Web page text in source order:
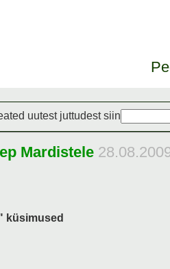
uutest juttudest siin
Mardistele
küsimused